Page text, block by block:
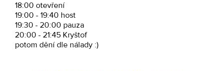
18:00 otevření
19:00 - 19:40 host
19:30 - 20:00 pauza
20:00 - 21:45 Kryštof
potom dění dle nálady :)